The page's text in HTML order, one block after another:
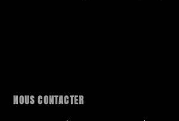
NOUS CONTACTER